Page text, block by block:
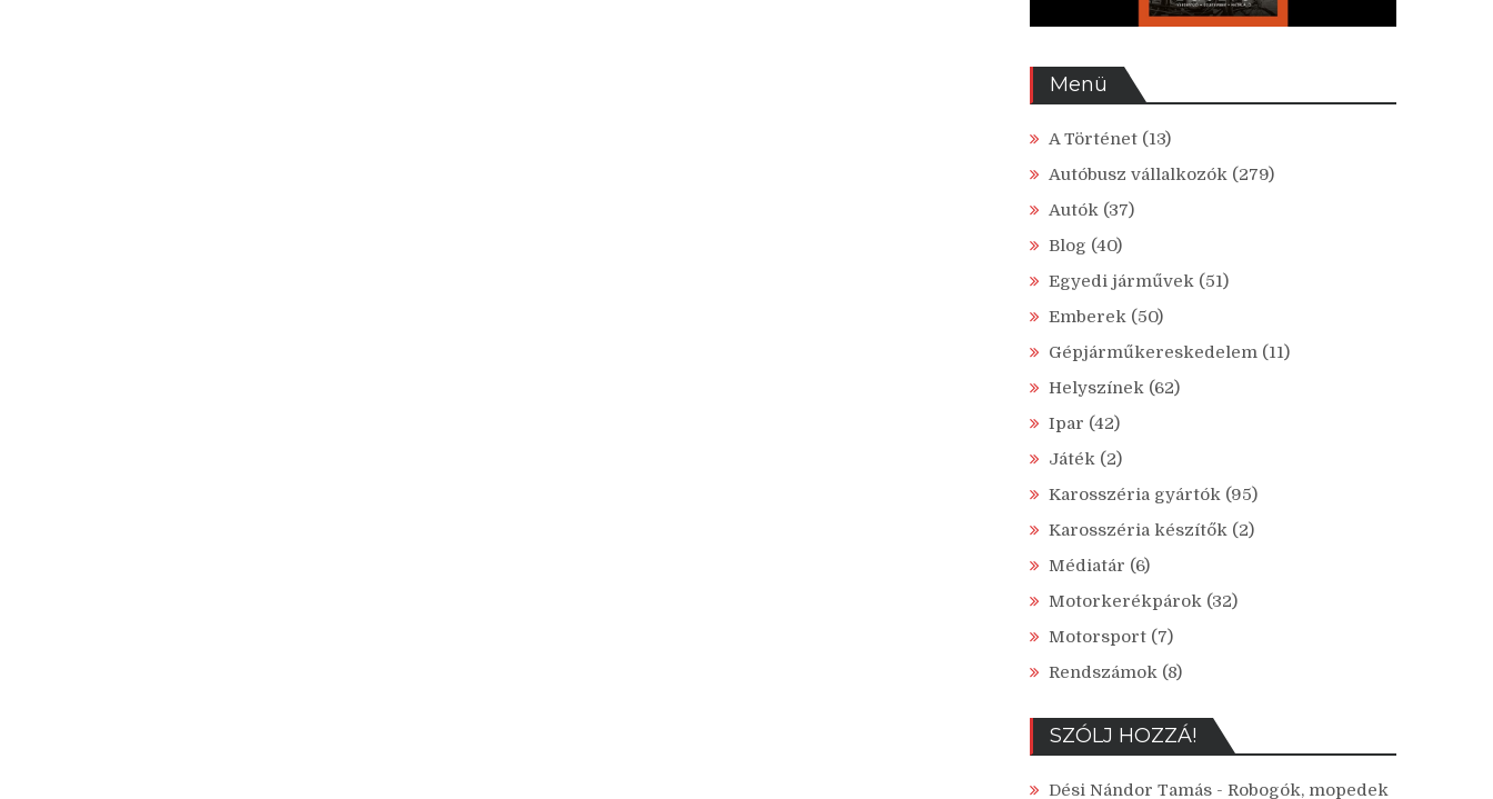
Menü
A Történet (13)
Autóbusz vállalkozók (279)
Autók (37)
Blog (40)
Egyedi járművek (51)
Emberek (50)
Gépjárműkereskedelem (11)
Helyszínek (62)
Ipar (42)
Játék (2)
Karosszéria gyártók (95)
Karosszéria készítők (2)
Médiatár (6)
Motorkerékpárok (32)
Motorsport (7)
Rendszámok (8)
SZÓLJ HOZZÁ!
Dési Nándor Tamás - Robogók, mopedek